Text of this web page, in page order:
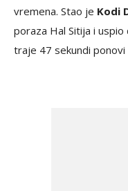
vremena. Stao je Kodi
poraza Hal Sitija i uspio
traje 47 sekundi ponovi